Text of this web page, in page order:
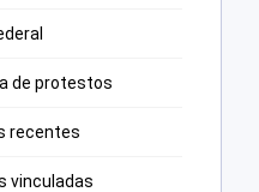
de protestos
recentes
vinculadas